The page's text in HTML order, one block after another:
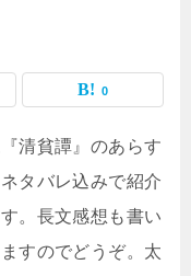
0
清貧譚』のあらす
タバレ込みで紹介
。長文感想も書い
すのでどうぞ。太